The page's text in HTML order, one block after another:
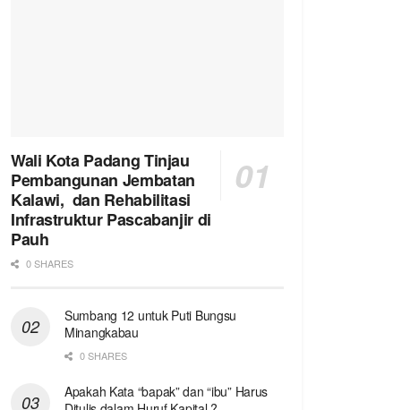
Wali Kota Padang Tinjau
Pembangunan Jembatan
Kalawi, dan Rehabilitasi
Infrastruktur Pascabanjir di
Pauh
0 SHARES
Sumbang 12 untuk Puti Bungsu
Minangkabau
0 SHARES
Apakah Kata “bapak” dan “ibu” Harus